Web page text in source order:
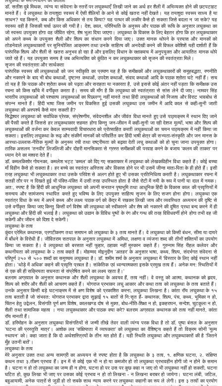
डॉ. सतीश दुबे मिथक, व्यंग्य या संवेदना के स्तरों पर लघुकथाएँ लिखी जाने का अर्थ हर शैली में अभिव्यक्त होने की छटपटाहट
मानते हैं। वे लघुकथा के तयशुदा स्वरूप में ऐसी शैलियों के आने से कोई खतरा नहीं देखते। यह तयशुदा स्वरूप साध्य है या
साधन? यह किसने, कब और किस अधिकार से तय किया? यह पत्थर की लकीर कैसे हो सकता जिसे बदला न जा सके? यह
स्वरूप वही है जिसकी चर्चा ऊपर की गयी है। देश, काल, परिस्थिति के अनुरूप और पाठक की रूचि के अनुसार लघुकथा का
जो स्वरूप उपयुक्त होगा वह जीवित रहेगा, शेष भुला दिया जाएगा। लघुकथा के विकास के लिए बेहतर होगा कि हर लघुकथाकार
को अपने कथ्य के उपयुक्त शैली और शिल्प का संधान करने दिया जाए। उक्त मानक थोपने के प्रयास और मानकों को
तोडनेवाले लघुकथाकारों पर सुनियोजित आक्रमण तथा उनके साहित्य की अनदेखी करने की विफल कोशिशें यही दर्शाती हैं कि
पारंपरिक शिल्प और शैली से खतरा अनुभव हो रहा है और इसलिए विधान के रक्षाकवच में अनुपयुक्त और आयातित मानक थोपे
जाते रहे हैं। यह उपयुक्त समय है जब अभिव्यक्ति को कुंठित न कर लघुकथाकार को सृजन की स्वतंत्रता मिले।
सृजन की स्वतंत्रता और सार्थकता
पारंपरिक स्वरूप की लघुकथाओं को जन स्वीकृति का प्रमाण यह है कि समीक्षकों और लघुकथाकारों की समूहबद्धता, रणनीति
और नकारने के बाद भी बोध कथाओं, दृष्टान्त कथाओं, उपदेश कथाओं, संवाद कथाओं आदि के पाठक श्रोता घटे नहीं हैं। सच
तो यह है कि पाठक और श्रोता कथ्य को पढ़ता और सराहता या नकारता है, उसे इससे कोई अंतर नहीं पड़ता कि समीक्षक उस
रचना को किस खाँचे में वर्गीकृत करता है। समय की माँग है कि लघुकथा को स्वतंत्रता से सांस लेने दी जाए। नामवर सिंह
भारतीय लघुकथाओं को पश्चात्य लघुकथाओं का पिछलग्गू नहीं मानते तथा हिंदी लघुकथाओं को निजत्व और विराट भावबोध से
संपन्न मानते हैं। हिंदी भाषा जिस जमीन पर विकसित हुई उसकी लघुकथा उस जमीन में आदि काल से कही-सुनी जाती
लघुकथा की अस्पर्श्य कैसे मान सकती है?
सिद्धेश्वर लघुकथा को सर्वाधिक प्रेरक, संप्रेषणीय, संवेदनशील और जीवंत विधा मानते हुए उसे पाठ्यक्रम में स्थान दिए जाने
की पैरवी करते है जिससे हर लघुकथाकार सहमत होगा किन्तु जन-जीवन में कही-सुनी जा रही देशज मूल्यों, भाषा और शिल्प की
लघुकथाओं की वर्जना कर केवल साम्यवादी विचारधारा को प्रोत्साहित करती लघुकथाओं का चयन पाठ्यक्रम में नहीं किया जा
सकता। इसलिए लघुकथा के रूढ़ और संकीर्ण मानकों को परिवर्तित कर हिंदी भाषी क्षेत्र की सभ्यता-संस्कृति और जन मानस के
आस्था-उल्लास-नैतिक मूल्यों के अनुरूप रची तथा राष्ट्रीयता को बढ़ावा देती लघु कथाओं को हो चुना जाना उपयुक्त होगा।
तारिक असलम 'तनवीर' लिजलिजी और दोहरी मानसिकता से ग्रस्त समीक्षकों की परवाह करने के बजाय 'कलम की ताकत' पर
ध्यान देने का मश्वरा देते हैं।
डॉ. कमलकिशोर गोयनका, कमलेश भट्ट 'कमल' को दिए गए साक्षात्कार में लघुकथा को लेखकविहीन विधा कहते हैं। कोई बच्चा
माँ विहीन कैसे हो सकता है। हर बच्चे का स्वतंत्र अस्तित्व और विकास होने पर भी उसमें जीन्स माता-पिता के ही होते हैं। इसी
तरह लघुकथा भी लघुकथाकार तथा उसके परिवेश से अलग होते हुए भी उसका प्रतिनिधित्व करती है। लघुकथाकार रचना में
सतही तौर पर न दिखते हुई भी पंक्ति-पंक्ति में उसी तरह उपस्थित होता है जैसे रोटी में नमी के रूप में पानी या दाल में नमक।
अत:, स्पष्ट है कि हिंदी की आधुनिक लघुकथा को अपनी सनातन पृष्ठभूमि तथा आधुनिक हिंदी के विकास काल की प्रवृत्तियों में
समन्वय और सामंजस्य स्थापित करते हुए भविष्य के लिए उपयुक्त साहित्य सृजन के लिए सजग होना होगा। लघुकथा एक
स्वतंत्र विधा के रूप में अपने कथ्य और लक्ष्य पाठक वर्ग को केंद्र में रखकर लिखी जाय और व्यवस्थित अध्ययन की दृष्टि से
उसे वर्गीकृत किया जाए किन्तु किसी वर्ग विशेष की लघुकथा को स्वीकारने और शेष को नकारने की दूषित प्रथा बन्द करने में ही
लघुकथा और हिंदी की भलाई है। लघुकथा को उद्यान के विविध पुष्पों के रंग और गन्ध की तरह विविधवर्णी होने होगा तभी वह जी
सकेगी और जीवन को दिशा दे सकेगी।
लघुकथा के तत्व
कुंवर प्रेमिल कथानक, प्रगटीकरण तथा समापन को लघुकथा के ३ तत्व मानते हैं। वे लघुकथा को किसी बंधन, सीमा या दायरे
में बाँधने के विरोधी हैं। जीवितराम सतपाल के अनुसार लघुकथा में अमिधा, लक्षणा व व्यंजना शब्द की तीनों शक्तियों का उपयोग
किया जा सकता है। वे लघुकथा को बरसात नहीं फुहार, ठहाका नहीं मुस्कान कहते हैं। गुरुनाम सिंह रीहल कलेवर और
कथनीयता को लघुकथा के २ तत्व कहते हैं। मोहम्मद मोइनुद्दीन 'अतहर' के अनुसार भाषा, कथ्य, शिल्प, संदर्भगत संवेदना से
परिपूर्ण २५० से ५०० शब्दों का समुच्चय लघुकथा है। डॉ. शमीम शर्मा के अनुसार लघुकथा में 'विस्तार के लिए कोई स्थान नहीं
होता। 'थोड़े में अधिक' कहने की प्रवृत्ति प्रबल है। सांकेतिक एवं ध्वन्यात्मकता इसके प्रमुख तत्व हैं। अनेक मन: स्थितियों में
से एक की ही सक्रियता सघनता से संप्रेषित करने का लक्ष्य रहता है।'
बलराम अग्रवाल के अनुसार कथानक और शैली लघुकथा के अवयव हैं, तत्व नहीं। वे वस्तु को आत्मा, कथानक को हृदय,
शिल्प को शरीर और शैली को आचरण कहते हैं। योगराज प्रभाकर लघु आकार और कथा तत्व को लघुकथा के तत्व बताते हैं।
उनके अनुसार किसी बड़े घटनाक्रम में से क्षण विशेष को प्रकाशित करना, लघुकथा लिखना है। कांता रॉय लघुकथा के १५
तत्व बताती है जो संभवत: योगराज प्रभाकर द्वारा सुझाई १५ बातों से नि:सृत हैं- कथानक, शिल्प, पंच, कथ्य, भूमिका न हो,
चिंतन हेतु उद्वेलन, विसंगति पूर्ण क्षण विशेष, कालखण्ड दोष से मुक्त, बोध-नीति-शिक्षा न हो, इकहरापन, सन्देश, चुटकुला न हो,
शैली तथा सामाजिक महत्व । नया लघुकथाकार और पाठक क्या करे? बलराम अग्रवाल कथानक को तत्व नहीं मानते, कांता
रॉय मानती हैं।
डॉ. हरिमोहन के अनुसार लघुकथा विसंगतियों से जन्मी तीखे तेवर वाली व्यंग्य परक विधा है तो डॉ. पुष्पा बंसल के अनुसार
'घटना की प्रस्तुति मात्र'। अशोक लव 'संक्षिप्तता में व्यापकता' को लघुकथा का वैशिष्ट्य कहते हैं तो विक्रम सोनी 'मूल्य
स्थापन' को। कहा जाता है कि दो अर्थशास्त्रियों के तीन मत होते हैं। यही स्थिति लघुकथा और लघुकथाकारों की है 'जितने
मुँह उतनी बातें'।
लघुकथा के तत्व
मेरे अनुसार उक्त तथा अन्य सामग्री का अध्ययन से स्पष्ट होता है कि लघुकथा के ३ तत्व, १. क्षणिक घटना, २. संक्षिप्त
कथन तथा ३.तीक्ष्ण प्रभाव हैं। इन में से कोई एक भी न हो या कमजोर हो तो लघुकथा प्रभावहीन होगी जो न होने के समान
है। घटना न हो तो लघुकथा का जन्म ही न होगा, घटना हो पर उस पर कुछ कहा न जाए तो भी लघुकथा नहीं हो सकती, घटना
घटित हो, कुछ लिखा भी जाए पर उसका कोई प्रभाव न हो तो लिखना - न लिखना बराबर हो जायेगा। घटना लंबी, जटिल,
बहुआयामी, अनेक पात्रों से जुडी हो तो सबके साथ न्याय करने पर लघुकथा कहानी का रूप ले लेगी। इस ३ तत्वों का प्रयोग